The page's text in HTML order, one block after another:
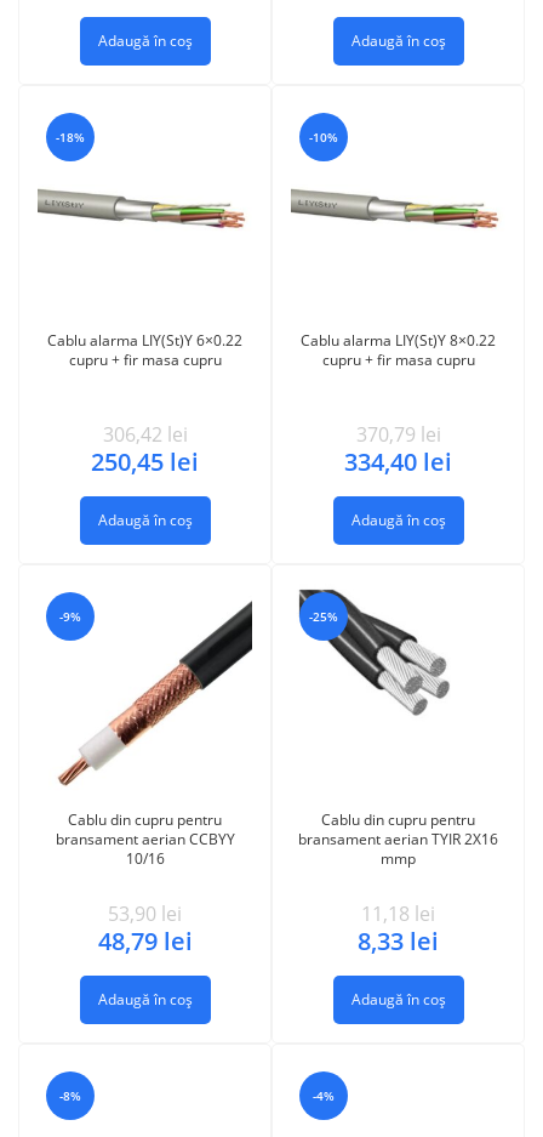
Adaugă în coș Adaugă în coș
-18%
Cablu alarma LIY(St)Y 6×0.22
cupru + fir masa cupru
306,42 lei
250,45 lei
Adaugă în coș
-10%
Cablu alarma LIY(St)Y 8×0.22
cupru + fir masa cupru
370,79 lei
334,40 lei
Adaugă în coș
-9%
Cablu din cupru pentru
bransament aerian CCBYY
10/16
53,90 lei
48,79 lei
Adaugă în coș
-25%
Cablu din cupru pentru
bransament aerian TYIR 2X16
mmp
11,18 lei
8,33 lei
Adaugă în coș
-8% -4%